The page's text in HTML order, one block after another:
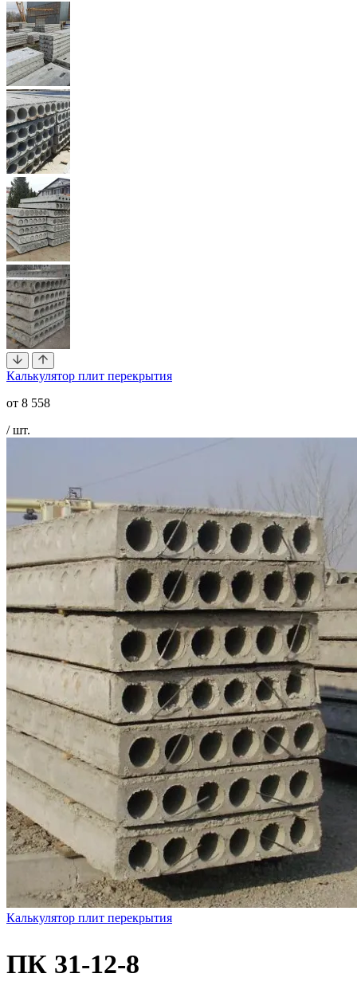
Калькулятор плит перекрытия
от 8 558
/ шт.
Калькулятор плит перекрытия
ПК 31-12-8